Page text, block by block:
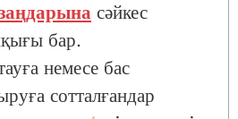
сәйкес
бар.
немесе бас
сотталғандар